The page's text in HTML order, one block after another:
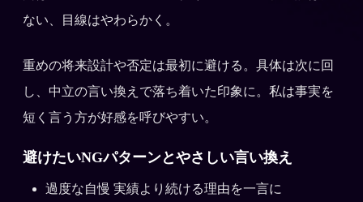
ない、目線はやわらかく。
重めの将来設計や否定は最初に避ける。具体は次に回
し、中立の言い換えで落ち着いた印象に。私は事実を
短く言う方が好感を呼びやすい。
避けたいNGパターンとやさしい言い換え
過度な自慢 実績より続ける理由を一言に